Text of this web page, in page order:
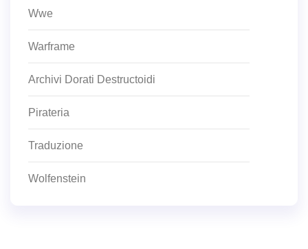
Wwe
Warframe
Archivi Dorati Destructoidi
Pirateria
Traduzione
Wolfenstein